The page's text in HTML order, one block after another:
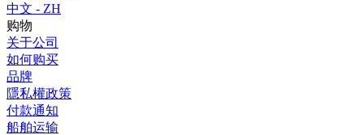
中文 - ZH
购物
关于公司
如何购买
品牌
隱私權政策
付款通知
船舶运输